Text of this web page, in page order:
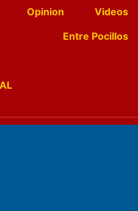
Opinion
Videos
Entre Pocillos